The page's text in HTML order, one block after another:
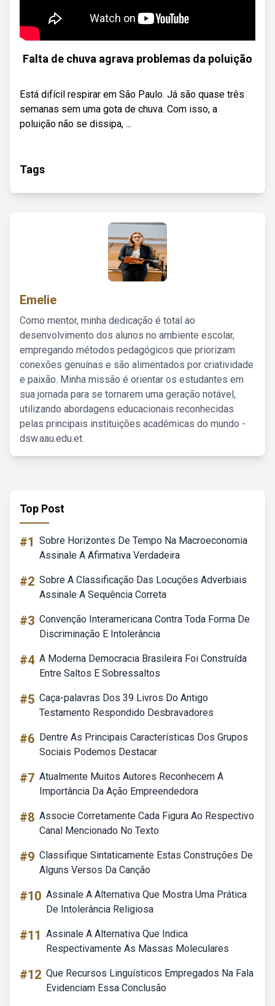
Falta de chuva agrava problemas da poluição
Está difícil respirar em São Paulo. Já são quase três
semanas sem uma gota de chuva. Com isso, a
poluição não se dissipa, ...
Tags
Emelie
Como mentor, minha dedicação é total ao
desenvolvimento dos alunos no ambiente escolar,
empregando métodos pedagógicos que priorizam
conexões genuínas e são alimentados por criatividade
e paixão. Minha missão é orientar os estudantes em
sua jornada para se tornarem uma geração notável,
utilizando abordagens educacionais reconhecidas
pelas principais instituições acadêmicas do mundo -
dsw.aau.edu.et.
Top Post
#1 Sobre Horizontes De Tempo Na Macroeconomia
Assinale A Afirmativa Verdadeira
#2 Sobre A Classificação Das Locuções Adverbiais
Assinale A Sequência Correta
#3 Convenção Interamericana Contra Toda Forma De
Discriminação E Intolerância
#4 A Moderna Democracia Brasileira Foi Construída
Entre Saltos E Sobressaltos
#5 Caça-palavras Dos 39 Livros Do Antigo
Testamento Respondido Desbravadores
#6 Dentre As Principais Características Dos Grupos
Sociais Podemos Destacar
#7 Atualmente Muitos Autores Reconhecem A
Importância Da Ação Empreendedora
#8 Associe Corretamente Cada Figura Ao Respectivo
Canal Mencionado No Texto
#9 Classifique Sintaticamente Estas Construções De
Alguns Versos Da Canção
#10 Assinale A Alternativa Que Mostra Uma Prática
De Intolerância Religiosa
#11 Assinale A Alternativa Que Indica
Respectivamente As Massas Moleculares
#12 Que Recursos Linguísticos Empregados Na Fala
Evidenciam Essa Conclusão